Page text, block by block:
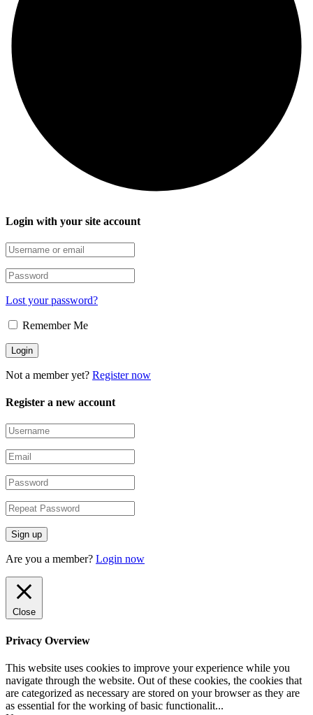
Login with your site account
Lost your password?
Remember Me
Not a member yet? Register now
Register a new account
Are you a member? Login now
Close
Privacy Overview
This website uses cookies to improve your experience while you
navigate through the website. Out of these cookies, the cookies that
are categorized as necessary are stored on your browser as they are
as essential for the working of basic functionalit...